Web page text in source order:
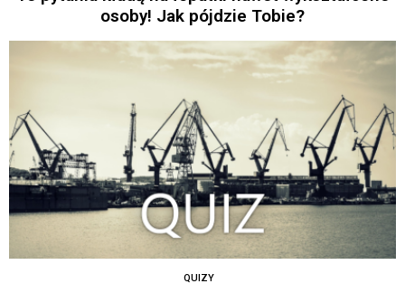
osoby! Jak pójdzie Tobie?
QUIZY